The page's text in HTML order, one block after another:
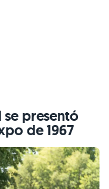
presentó
de 1967